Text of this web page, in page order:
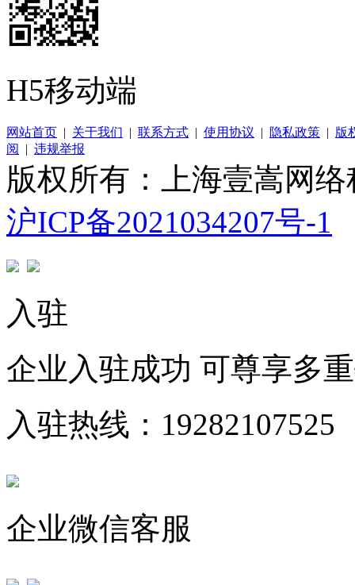
H5移动端
网站首页 | 关于我们 | 联系方式 | 使用协议 | 隐私政策 | 版
阅
| 违规举报
版权所有：上海壹嵩网
沪ICP备2021034207号-1
入驻
企业入驻成功 可尊享多
入驻热线：19282107525
企业微信客服